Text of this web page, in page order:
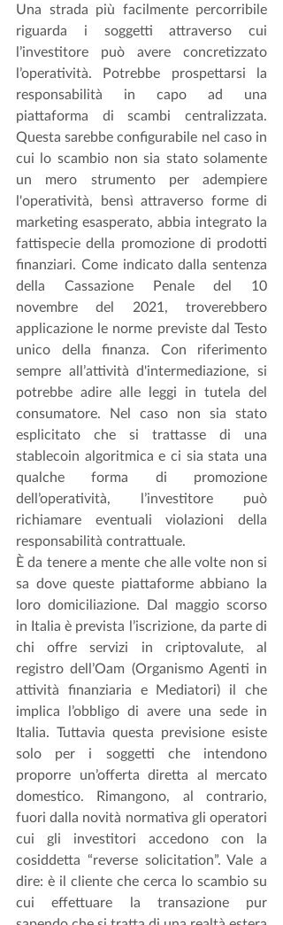
Una strada più facilmente percorribile
riguarda i soggetti attraverso cui
l’investitore può avere concretizzato
l’operatività. Potrebbe prospettarsi la
responsabilità in capo ad una
piattaforma di scambi centralizzata.
Questa sarebbe configurabile nel caso in
cui lo scambio non sia stato solamente
un mero strumento per adempiere
l'operatività, bensì attraverso forme di
marketing esasperato, abbia integrato la
fattispecie della promozione di prodotti
finanziari. Come indicato dalla sentenza
della Cassazione Penale del 10
novembre del 2021, troverebbero
applicazione le norme previste dal Testo
unico della finanza. Con riferimento
sempre all’attività d'intermediazione, si
potrebbe adire alle leggi in tutela del
consumatore. Nel caso non sia stato
esplicitato che si trattasse di una
stablecoin algoritmica e ci sia stata una
qualche forma di promozione
dell’operatività, l’investitore può
richiamare eventuali violazioni della
responsabilità contrattuale.
È da tenere a mente che alle volte non si
sa dove queste piattaforme abbiano la
loro domiciliazione. Dal maggio scorso
in Italia è prevista l’iscrizione, da parte di
chi offre servizi in criptovalute, al
registro dell’Oam (Organismo Agenti in
attività finanziaria e Mediatori) il che
implica l’obbligo di avere una sede in
Italia. Tuttavia questa previsione esiste
solo per i soggetti che intendono
proporre un’offerta diretta al mercato
domestico. Rimangono, al contrario,
fuori dalla novità normativa gli operatori
cui gli investitori accedono con la
cosiddetta “reverse solicitation”. Vale a
dire: è il cliente che cerca lo scambio su
cui effettuare la transazione pur